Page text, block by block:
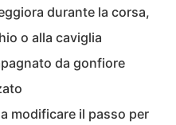
durante la corsa,
o alla caviglia
da gonfiore
modificare il passo per